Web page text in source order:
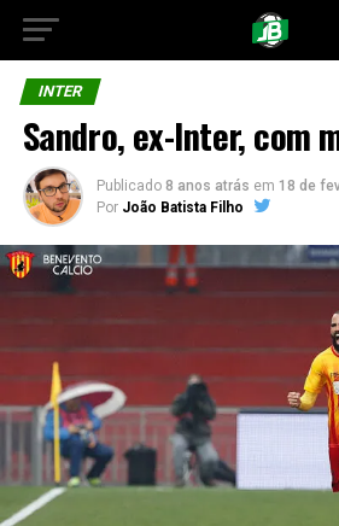
INTER
Sandro, ex-Inter, com
Publicado 8 anos atrás em 18 de
Por João Batista Filho